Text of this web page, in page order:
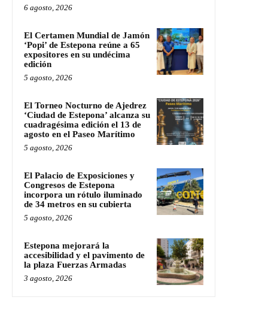
6 agosto, 2026
El Certamen Mundial de Jamón
‘Popi’ de Estepona reúne a 65
expositores en su undécima
edición
5 agosto, 2026
El Torneo Nocturno de Ajedrez
‘Ciudad de Estepona’ alcanza su
cuadragésima edición el 13 de
agosto en el Paseo Marítimo
5 agosto, 2026
El Palacio de Exposiciones y
Congresos de Estepona
incorpora un rótulo iluminado
de 34 metros en su cubierta
5 agosto, 2026
Estepona mejorará la
accesibilidad y el pavimento de
la plaza Fuerzas Armadas
3 agosto, 2026